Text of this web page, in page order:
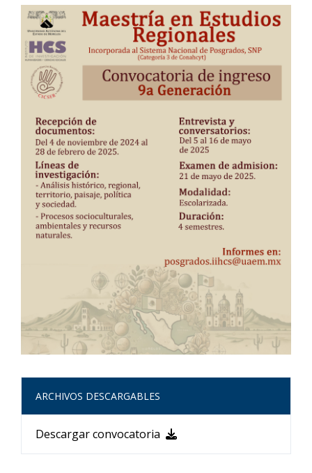
ARCHIVOS DESCARGABLES
Descargar convocatoria